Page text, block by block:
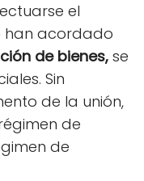
el
han acordado
de bienes, se
Sin
de la unión,
de
de